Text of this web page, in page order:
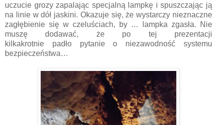
uczucie grozy zapalając specjalną lampkę i spuszczając ją
na linie w dół jaskini. Okazuje się, że wystarczy nieznaczne
zagłębienie się w czeluściach, by … lampka zgasła. Nie
muszę dodawać, że po tej prezentacji
kilkakrotnie padło pytanie o niezawodność systemu
bezpieczeństwa…